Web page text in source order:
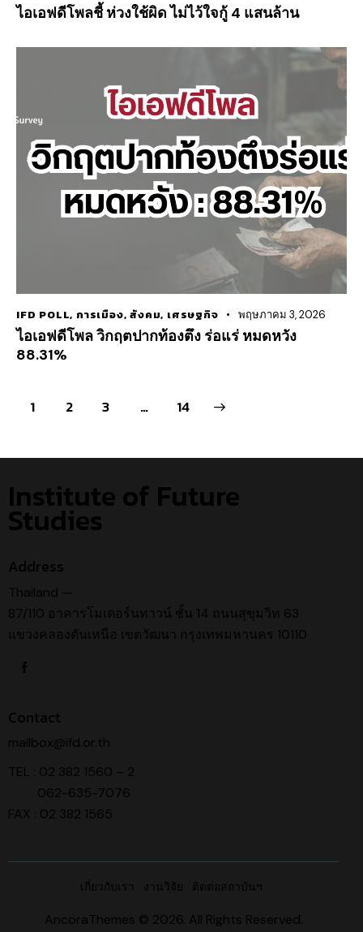
ไอเอฟดีโพลชี้ ห่วงใช้ผิด ไม่ไว้ใจกู้ 4 แสนล้าน
IFD POLL, การเมือง,สังคม, เศรษฐกิจ พฤษภาคม 3, 2026
ไอเอฟดีโพล วิกฤตปากท้องตึง ร่อแร่ หมดหวัง
88.31%
1 2 3 … 14
>
Institute of Future
Studies
Address
Thailand —
87/110 อาคารโมเดอร์นทาวน์ ชั้น 14 ถนนสุขุมวิท 63
แขวงคลองตันเหนือ เขตวัฒนา กรุงเทพมหานคร 10110
Contact
mailbox@ifd.or.th
TEL : 02 382 1560 – 2
062-635-7076
FAX : 02 382 1565
เกี่ยวกับเรา งานวิจัย ติดต่อสถาบันฯ
AncoraThemes © 2026. All Rights Reserved.